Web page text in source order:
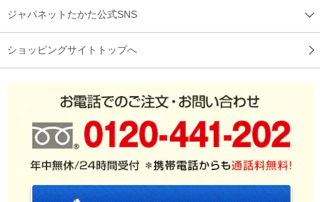
ジャパネットたかた公式SNS
ショッピングサイトトップへ